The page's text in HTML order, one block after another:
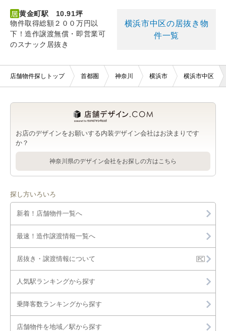
黄金町駅 10.91坪
物件取得総額２００万円以
下！造作譲渡無償・即営業可
のスナック居抜き
横浜市中区の居抜き物
件一覧
店舗物件探しトップ 首都圏 神奈川 横浜市 横浜市中区
お店のデザインをお願いする内装デザイン会社はお決まりです
か？
神奈川県のデザイン会社をお探しの方はこちら
探し方いろいろ
新着！店舗物件一覧へ
最速！造作譲渡情報一覧へ
居抜き・譲渡情報について
人気駅ランキングから探す
乗降客数ランキングから探す
店舗物件を地域／駅から探す